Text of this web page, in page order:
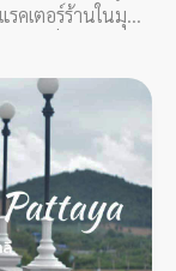
คเตอร์ร้านในมุม
ทั้งหน้าตาและ